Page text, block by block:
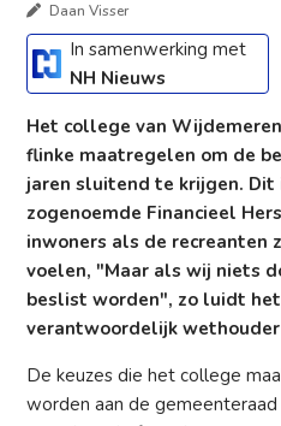
Daan Visser
In samenwerking met
NH Nieuws
Het college van
flinke maatregelen om de
jaren sluitend te krijgen. Dit
zogenoemde Financieel
inwoners als de recreanten
voelen, "Maar als wij niets
beslist worden", zo luidt
verantwoordelijk
De keuzes die het college
worden aan de